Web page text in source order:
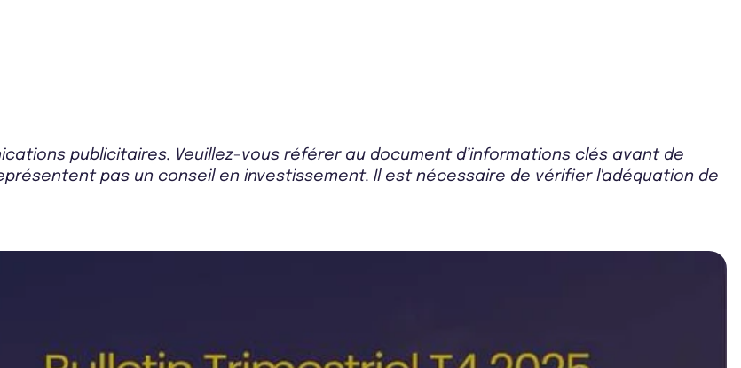
publicitaires. Veuillez-vous référer au document d’informations clés avant de
pas un conseil en investissement. Il est nécessaire de vérifier l'adéquation de